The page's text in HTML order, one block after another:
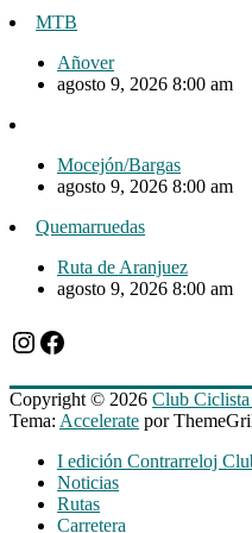
MTB
Añover
agosto 9, 2026 8:00 am
Mocejón/Bargas
agosto 9, 2026 8:00 am
Quemarruedas
Ruta de Aranjuez
agosto 9, 2026 8:00 am
Instagram
Facebook
Copyright © 2026 Club
Tema: Accelerate por
I edición Contrarreloj
Noticias
Rutas
Carretera